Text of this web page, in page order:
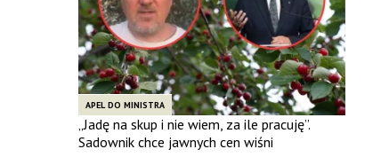
APEL DO MINISTRA
„Jadę na skup i nie wiem, za ile pracuję”.
Sadownik chce jawnych cen wiśni